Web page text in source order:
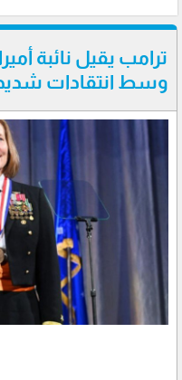
ترامب يقيل نائبة
وسط انتقادات